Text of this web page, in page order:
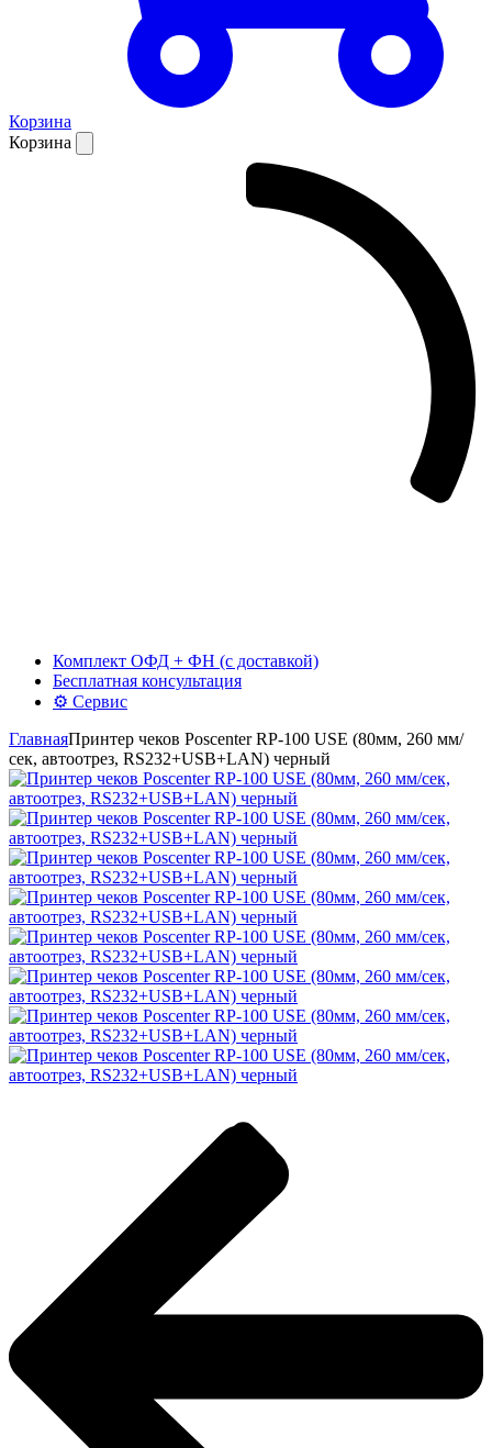
Корзина
Корзина
Комплект ОФД + ФН (с доставкой)
Бесплатная консультация
⚙️ Сервис
ГлавнаяПринтер чеков Poscenter RP-100 USE (80мм, 260 мм/
сек, автоотрез, RS232+USB+LAN) черный